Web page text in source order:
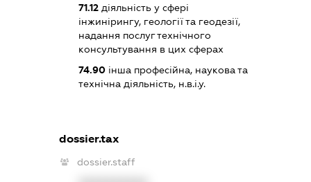
71.12діяльність у сфері
інжинірингу, геології та геодезії,
надання послуг технічного
консультування в цих сферах
74.90інша професійна, наукова та
технічна діяльність, н.в.і.у.
dossier.tax
dossier.staff